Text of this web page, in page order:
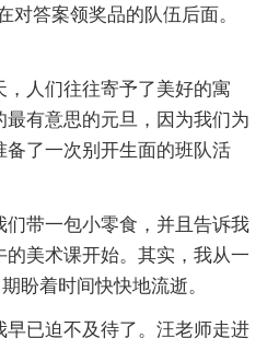
对答案领奖品的队伍后面。
，人们往往寄予了美好的寓
有意思的元旦，因为我们为
备了一次别开生面的班队活
们带一包小零食，并且告诉我
美术课开始。其实，我从一
盼着时间快快地流逝。
早已迫不及待了。汪老师走进